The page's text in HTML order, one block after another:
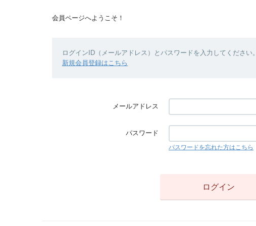
会員ページへようこそ！
ログインID（メールアドレス）とパスワードを入力してください。
新規会員登録はこちら
メールアドレス
パスワード
パスワードを忘れた方はこちら